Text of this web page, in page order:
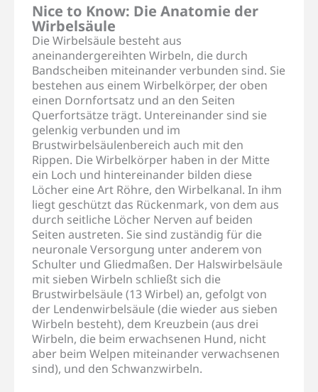
Nice to Know: Die Anatomie der
Wirbelsäule
Die Wirbelsäule besteht aus
aneinandergereihten Wirbeln, die durch
Bandscheiben miteinander verbunden sind. Sie
bestehen aus einem Wirbelkörper, der oben
einen Dornfortsatz und an den Seiten
Querfortsätze trägt. Untereinander sind sie
gelenkig verbunden und im
Brustwirbelsäulenbereich auch mit den
Rippen. Die Wirbelkörper haben in der Mitte
ein Loch und hintereinander bilden diese
Löcher eine Art Röhre, den Wirbelkanal. In ihm
liegt geschützt das Rückenmark, von dem aus
durch seitliche Löcher Nerven auf beiden
Seiten austreten. Sie sind zuständig für die
neuronale Versorgung unter anderem von
Schulter und Gliedmaßen. Der Halswirbelsäule
mit sieben Wirbeln schließt sich die
Brustwirbelsäule (13 Wirbel) an, gefolgt von
der Lendenwirbelsäule (die wieder aus sieben
Wirbeln besteht), dem Kreuzbein (aus drei
Wirbeln, die beim erwachsenen Hund, nicht
aber beim Welpen miteinander verwachsenen
sind), und den Schwanzwirbeln.